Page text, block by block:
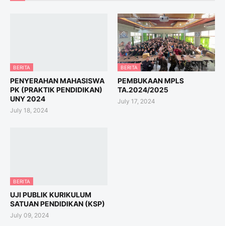
BERITA
PENYERAHAN MAHASISWA
PK (PRAKTIK PENDIDIKAN)
UNY 2024
July 18, 2024
BERITA
PEMBUKAAN MPLS
TA.2024/2025
July 17, 2024
BERITA
UJI PUBLIK KURIKULUM
SATUAN PENDIDIKAN (KSP)
July 09, 2024